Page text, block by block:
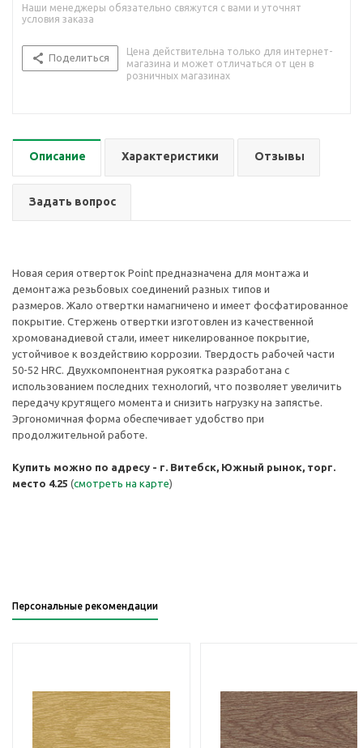
Наши менеджеры обязательно свяжутся с вами и уточнят
условия заказа
Поделиться
Цена действительна только для интернет-
магазина и может отличаться от цен в
розничных магазинах
Описание Характеристики Отзывы
Задать вопрос
Новая серия отверток Point предназначена для монтажа и
демонтажа резьбовых соединений разных типов и
размеров. Жало отвертки намагничено и имеет фосфатированное
покрытие. Стержень отвертки изготовлен из качественной
хромованадиевой стали, имеет никелированное покрытие,
устойчивое к воздействию коррозии. Твердость рабочей части
50-52 HRC. Двухкомпонентная рукоятка разработана с
использованием последних технологий, что позволяет увеличить
передачу крутящего момента и снизить нагрузку на запястье.
Эргономичная форма обеспечивает удобство при
продолжительной работе.
Купить можно по адресу - г. Витебск, Южный рынок, торг.
место 4.25 (смотреть на карте)
Персональные рекомендации